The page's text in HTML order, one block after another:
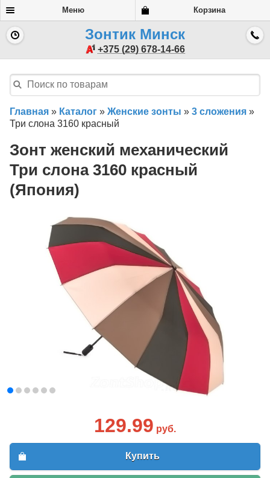
Меню Корзина
Зонтик Минск
+375 (29) 678-14-66
Главная » Каталог » Женские зонты » 3 сложения »
Три слона 3160 красный
Зонт женский механический
Три слона 3160 красный
(Япония)
129.99 руб.
Купить